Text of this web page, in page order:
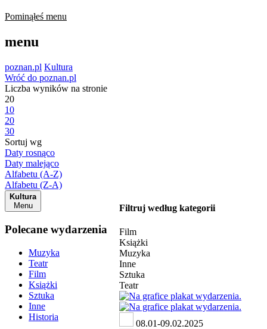
Pominąłeś menu
menu
poznan.pl Kultura
Wróć do poznan.pl
Liczba wyników na stronie
20
10
20
30
Sortuj wg
Daty rosnąco
Daty malejąco
Alfabetu (A-Z)
Alfabetu (Z-A)
Kultura
Menu
Polecane wydarzenia
Muzyka
Teatr
Film
Książki
Sztuka
Inne
Historia
Filtruj według kategorii
Film
Książki
Muzyka
Inne
Sztuka
Teatr
08.01-09.02.2025